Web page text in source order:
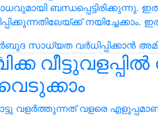
വളർത്തുന്നത് വളരെ